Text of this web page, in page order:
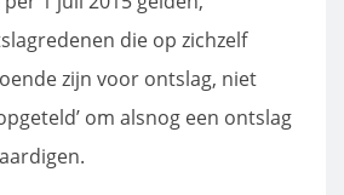
die op zichzelf
zijn voor ontslag, niet
om alsnog een ontslag